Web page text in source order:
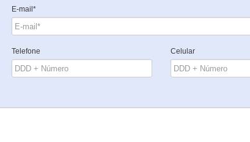
E-mail*
Telefone Celular